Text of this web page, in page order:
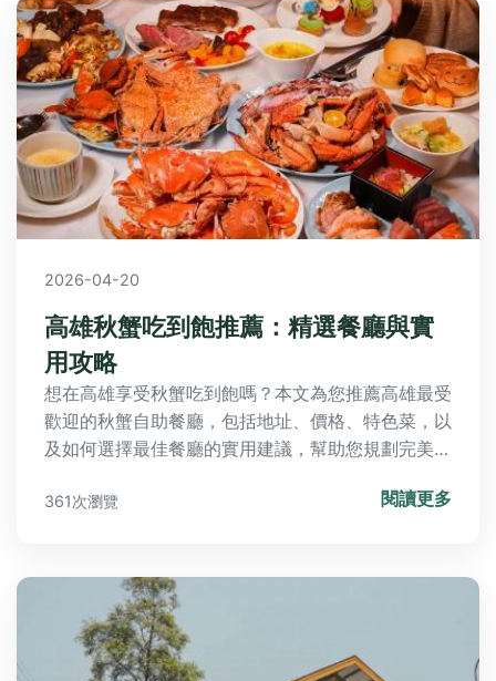
2026-04-20
高雄秋蟹吃到飽推薦：精選餐廳與實
用攻略
想在高雄享受秋蟹吃到飽嗎？本文為您推薦高雄最受
歡迎的秋蟹自助餐廳，包括地址、價格、特色菜，以
及如何選擇最佳餐廳的實用建議，幫助您規劃完美秋
361次瀏覽 閱讀更多